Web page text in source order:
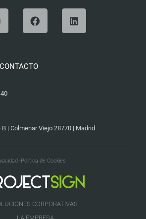
| Colmenar Viejo 28770 | Madrid
-Política de Cookies
CORPORATIVAS